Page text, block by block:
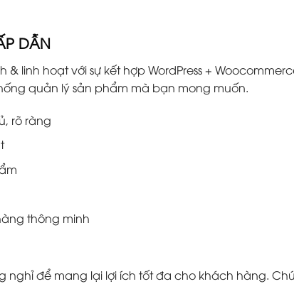
DẪN
& linh hoạt với sự kết hợp WordPress +
quản lý sản phẩm mà bạn mong muốn.
rõ ràng
thông minh
nghỉ để mang lại lợi ích tốt đa cho khách hàng.